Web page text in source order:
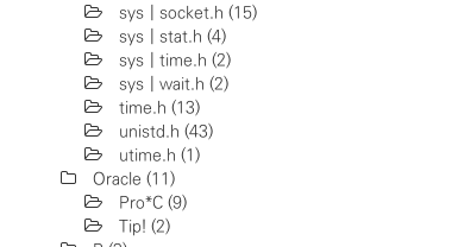
sys | socket.h (15)
sys | stat.h (4)
sys | time.h (2)
sys | wait.h (2)
time.h (13)
unistd.h (43)
utime.h (1)
Oracle (11)
Pro*C (9)
Tip! (2)